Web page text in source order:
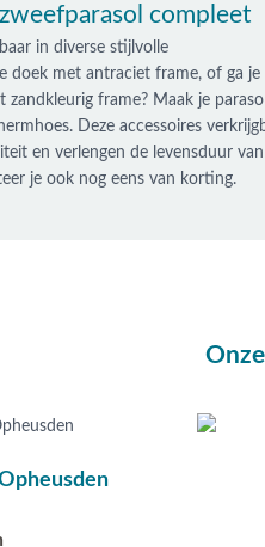
compleet
in diverse stijlvolle
doek met antraciet frame, of ga je
frame? Maak je parasol
Deze accessoires
en verlengen de levensduur van
je ook nog eens van korting.